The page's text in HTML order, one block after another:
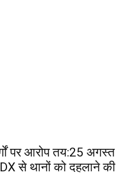
पर आरोप तय:25 अगस्त
से थानों को दहलाने की